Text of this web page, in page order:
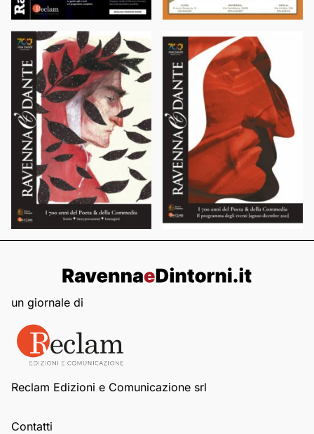
un giornale di
Reclam Edizioni e Comunicazione srl
Contatti